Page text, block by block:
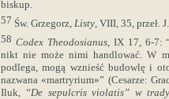
biskup.
57 Św. Grzegorz, Listy, VIII, 35, przeł.
58 Codex Theodosianus, IX 17, 6-7:
nikt nie może nimi handlować. W
podlega, mogą wznieść budowlę i
nazwana «martryrium»” (Cesarze:
Iluk, “De sepulcris violatis” w